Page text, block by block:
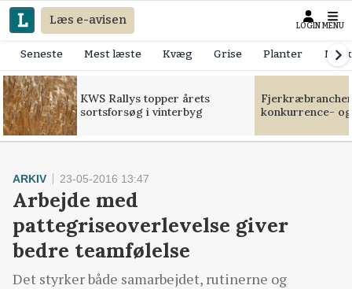
Læs e-avisen LOGIN MENU
Seneste Mest læste Kvæg Grise Planter
KWS Rallys topper årets
sortsforsøg i vinterbyg
konkurrence-
ARKIV 23-05-2016 13:47
Arbejde med
pattegriseoverlevelse giver
bedre teamfølelse
Det styrker både samarbejdet, rutinerne og